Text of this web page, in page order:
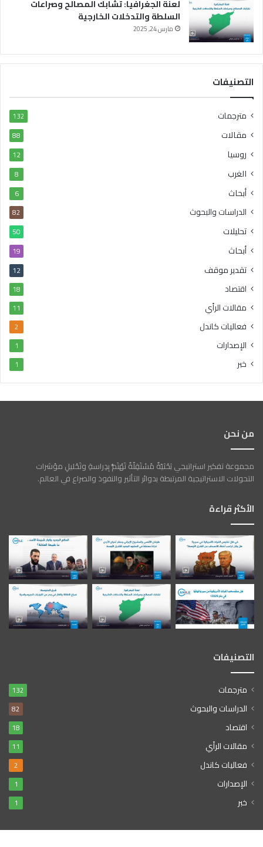
لعنة الجغرافيا: تشابك المصالح وصراعات
السلطة والتدخلات الخارجية
مارس 24, 2025
التصنيفات
مترجمات 132
مقالات 88
روسيا 12
الغرب 8
أبحاث 6
الدراسات والبحوث 82
تحليلات 50
أبحاث 19
تقدير موقف 12
اقتصاد 18
مقالات الرأي 11
فعاليات كاندل 2
الإصدارات 1
خبر 1
من نحن
مجموعة تفكير استراتيجي بَحْثيّةٌ مُسْتَقِلّةٌ تَهْتَمُّ بِدِراسةِ وتَحْليلِ مؤشرات
التحولات الاستراتيجية المرتبطة بدوائر التأثير والنفوذ والصراع في العالم.
الأكثر قراءة
التصنيفات
مترجمات 132
الدراسات والبحوث 82
اقتصاد 18
مقالات الرأي 11
فعاليات كاندل 2
الإصدارات 1
خبر 1